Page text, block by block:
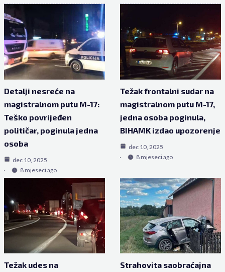
Detalji nesreće na
magistralnom putu M-17:
Teško povrijeđen
političar, poginula jedna
osoba
dec 10, 2025
8 mjeseci ago
Težak frontalni sudar na
magistralnom putu M-17,
jedna osoba poginula,
BIHAMK izdao upozorenje
dec 10, 2025
8 mjeseci ago
Težak udes na
Strahovita saobraćajna